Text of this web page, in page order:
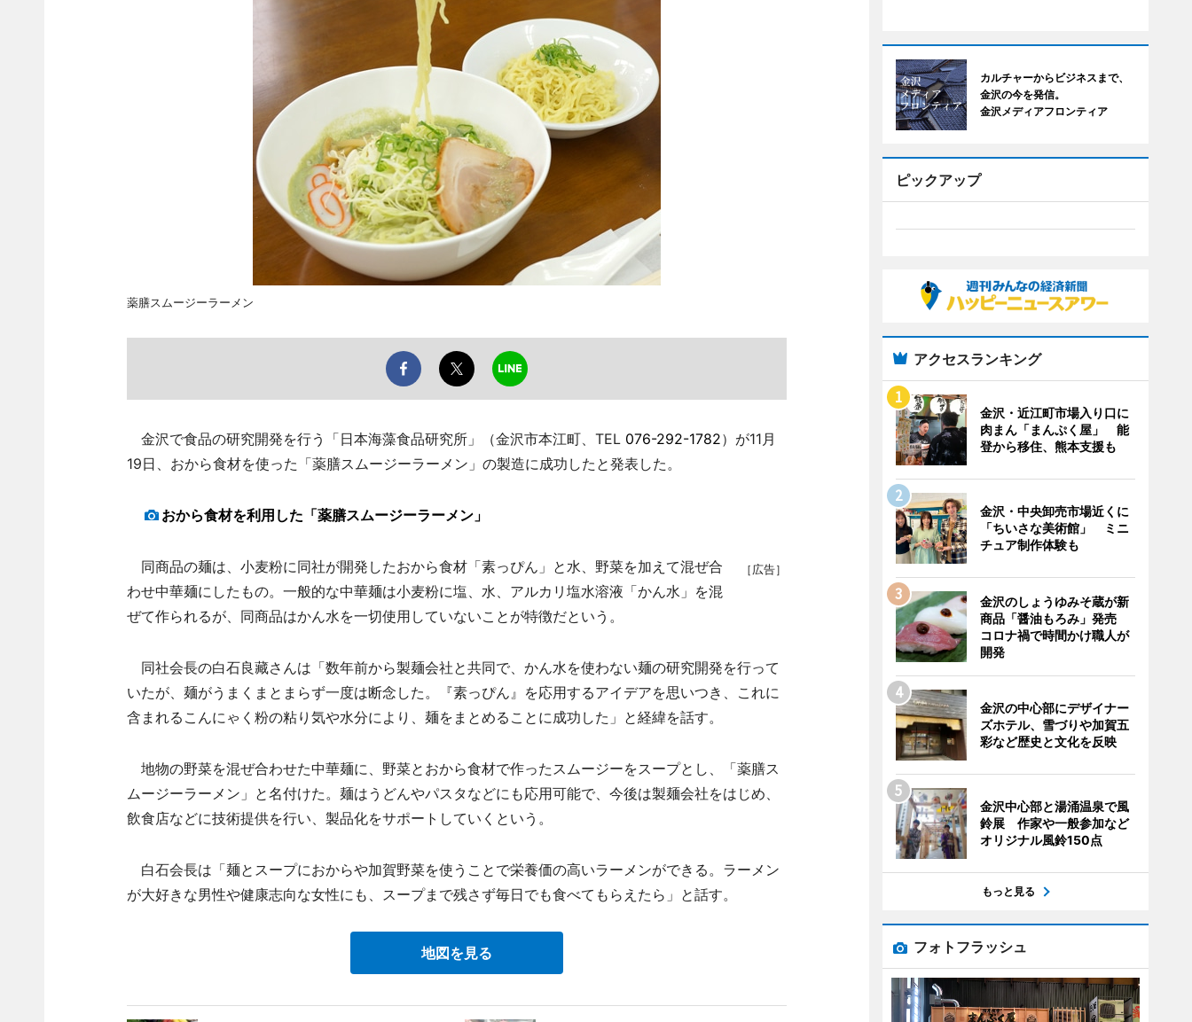
薬膳スムージーラーメン
金沢で食品の研究開発を行う「日本海藻食品研究所」（金沢市本江町、TEL 076-292-1782）が11月
19日、おから食材を使った「薬膳スムージーラーメン」の製造に成功したと発表した。
おから食材を利用した「薬膳スムージーラーメン」
［広告］
同商品の麺は、小麦粉に同社が開発したおから食材「素っぴん」と水、野菜を加えて混ぜ合
わせ中華麺にしたもの。一般的な中華麺は小麦粉に塩、水、アルカリ塩水溶液「かん水」を混
ぜて作られるが、同商品はかん水を一切使用していないことが特徴だという。
同社会長の白石良藏さんは「数年前から製麺会社と共同で、かん水を使わない麺の研究開発を行って
いたが、麺がうまくまとまらず一度は断念した。『素っぴん』を応用するアイデアを思いつき、これに
含まれるこんにゃく粉の粘り気や水分により、麺をまとめることに成功した」と経緯を話す。
地物の野菜を混ぜ合わせた中華麺に、野菜とおから食材で作ったスムージーをスープとし、「薬膳ス
ムージーラーメン」と名付けた。麺はうどんやパスタなどにも応用可能で、今後は製麺会社をはじめ、
飲食店などに技術提供を行い、製品化をサポートしていくという。
白石会長は「麺とスープにおからや加賀野菜を使うことで栄養価の高いラーメンができる。ラーメン
が大好きな男性や健康志向な女性にも、スープまで残さず毎日でも食べてもらえたら」と話す。
地図を見る
カルチャーからビジネスまで、
金沢の今を発信。
金沢メディアフロンティア
ピックアップ
アクセスランキング
金沢・近江町市場入り口に
肉まん「まんぷく屋」 能
登から移住、熊本支援も
金沢・中央卸売市場近くに
「ちいさな美術館」 ミニ
チュア制作体験も
金沢のしょうゆみそ蔵が新
商品「醤油もろみ」発売
コロナ禍で時間かけ職人が
開発
金沢の中心部にデザイナー
ズホテル、雪づりや加賀五
彩など歴史と文化を反映
金沢中心部と湯涌温泉で風
鈴展 作家や一般参加など
オリジナル風鈴150点
もっと見る
フォトフラッシュ